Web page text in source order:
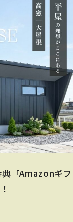
「Amazonギフ